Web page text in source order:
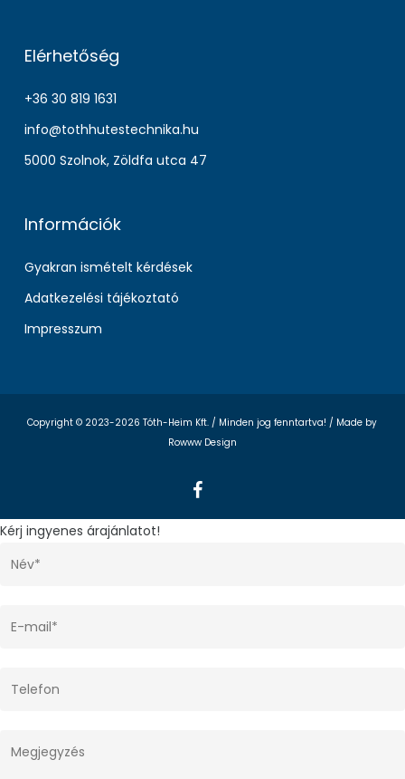
Elérhetőség
+36 30 819 1631
info@tothhutestechnika.hu
5000 Szolnok, Zöldfa utca 47
Információk
Gyakran ismételt kérdések
Adatkezelési tájékoztató
Impresszum
Copyright © 2023-2026 Tóth-Heim Kft. / Minden jog fenntartva! / Made by
Rowww Design
facebook
Kérj ingyenes árajánlatot!